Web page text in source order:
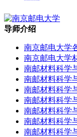
导师介绍
南京邮电大学
南京邮电大学
南邮材料科学
南邮材料科学
南邮材料科学
南邮材料科学
南邮材料科学
南邮材料科学
南邮材料科学